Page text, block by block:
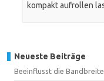
kompakt aufrollen
Neueste Beiträge
Beeinflusst die